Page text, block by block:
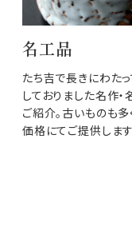
名工品
たち吉で長きにわた
しておりました名作
ご紹介。古いものも多
価格にてご提供します